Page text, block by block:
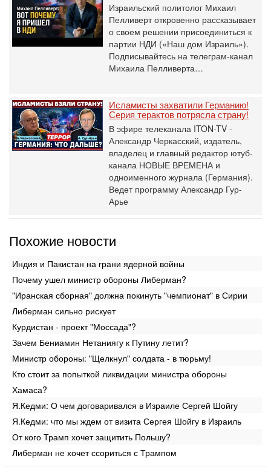
Израильский политолог Михаил
Пелливерт откровенно рассказывает
о своем решении присоединиться к
партии НДИ («Наш дом Израиль»).
Подписывайтесь на телеграм-канал
Михаила Пелливерта…
Исламисты захватили Германию!
Серия терактов потрясла страну!
В эфире телеканала ITON-TV -
Александр Черкасский, издатель,
владелец и главный редактор ютуб-
канала НОВЫЕ ВРЕМЕНА и
одноименного журнала (Германия).
Ведет программу Александр Гур-
Арье
Похожие новости
Индия и Пакистан на грани ядерной войны
Почему ушел министр обороны Либерман?
"Иранская сборная" должна покинуть "чемпионат" в Сирии
Либерман сильно рискует
Курдистан - проект "Моссада"?
Зачем Бениамин Нетаниягу к Путину летит?
Министр обороны: "Щелкнул" солдата - в тюрьму!
Кто стоит за попыткой ликвидации министра обороны
Хамаса?
Я.Кедми: О чем договаривался в Израиле Сергей Шойгу
Я.Кедми: что мы ждем от визита Сергея Шойгу в Израиль
От кого Трамп хочет защитить Польшу?
Либерман не хочет ссориться с Трампом